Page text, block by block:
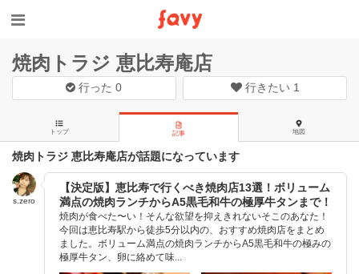
焼肉トラジ 恵比寿庵店
行った0 行きたい 1
トップ 記事 地図
焼肉トラジ 恵比寿庵店が話題になっています
s.zero
【決定版】恵比寿で行くべき焼肉店13選！ボリューム
満点の焼肉ランチからA5黒毛和牛の極厚牛タンまで！
焼肉が食べた〜い！そんな欲望を抑えきれないそこのあなた！
今回は恵比寿駅から徒歩5分以内の、おすすめ焼肉店をまとめ
ました。ボリューム満点の焼肉ランチからA5黒毛和牛の極みの
極厚牛タン、卵に絡めて味...